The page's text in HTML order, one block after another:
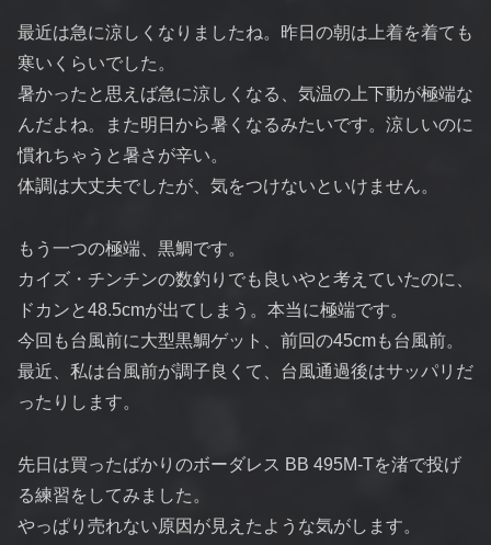
最近は急に涼しくなりましたね。昨日の朝は上着を着ても
寒いくらいでした。
暑かったと思えば急に涼しくなる、気温の上下動が極端な
んだよね。また明日から暑くなるみたいです。涼しいのに
慣れちゃうと暑さが辛い。
体調は大丈夫でしたが、気をつけないといけません。
もう一つの極端、黒鯛です。
カイズ・チンチンの数釣りでも良いやと考えていたのに、
ドカンと48.5cmが出てしまう。本当に極端です。
今回も台風前に大型黒鯛ゲット、前回の45cmも台風前。
最近、私は台風前が調子良くて、台風通過後はサッパリだ
ったりします。
先日は買ったばかりのボーダレス BB 495M-Tを渚で投げ
る練習をしてみました。
やっぱり売れない原因が見えたような気がします。